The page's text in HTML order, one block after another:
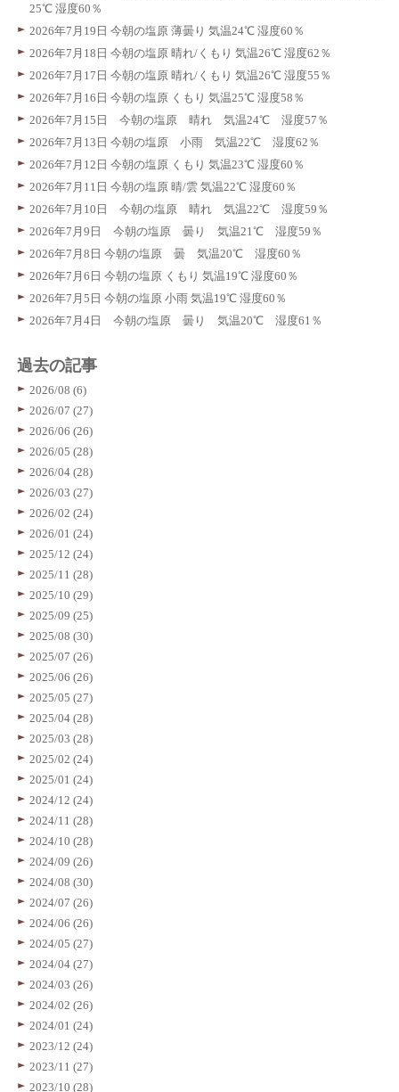
25℃ 湿度60％
2026年7月19日 今朝の塩原 薄曇り 気温24℃ 湿度60％
2026年7月18日 今朝の塩原 晴れ/くもり 気温26℃ 湿度62％
2026年7月17日 今朝の塩原 晴れ/くもり 気温26℃ 湿度55％
2026年7月16日 今朝の塩原 くもり 気温25℃ 湿度58％
2026年7月15日 今朝の塩原 晴れ 気温24℃ 湿度57％
2026年7月13日 今朝の塩原 小雨 気温22℃ 湿度62％
2026年7月12日 今朝の塩原 くもり 気温23℃ 湿度60％
2026年7月11日 今朝の塩原 晴/雲 気温22℃ 湿度60％
2026年7月10日 今朝の塩原 晴れ 気温22℃ 湿度59％
2026年7月9日 今朝の塩原 曇り 気温21℃ 湿度59％
2026年7月8日 今朝の塩原 曇 気温20℃ 湿度60％
2026年7月6日 今朝の塩原 くもり 気温19℃ 湿度60％
2026年7月5日 今朝の塩原 小雨 気温19℃ 湿度60％
2026年7月4日 今朝の塩原 曇り 気温20℃ 湿度61％
過去の記事
2026/08 (6)
2026/07 (27)
2026/06 (26)
2026/05 (28)
2026/04 (28)
2026/03 (27)
2026/02 (24)
2026/01 (24)
2025/12 (24)
2025/11 (28)
2025/10 (29)
2025/09 (25)
2025/08 (30)
2025/07 (26)
2025/06 (26)
2025/05 (27)
2025/04 (28)
2025/03 (28)
2025/02 (24)
2025/01 (24)
2024/12 (24)
2024/11 (28)
2024/10 (28)
2024/09 (26)
2024/08 (30)
2024/07 (26)
2024/06 (26)
2024/05 (27)
2024/04 (27)
2024/03 (26)
2024/02 (26)
2024/01 (24)
2023/12 (24)
2023/11 (27)
2023/10 (28)